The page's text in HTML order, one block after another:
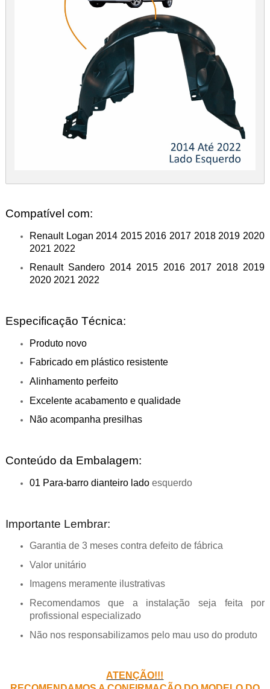
Compatível com:
Renault Logan 2014 2015 2016 2017 2018 2019 2020
2021 2022
Renault Sandero 2014 2015 2016 2017 2018 2019
2020 2021 2022
Especificação Técnica:
Produto novo
Fabricado em plástico resistente
Alinhamento perfeito
Excelente acabamento e qualidade
Não acompanha presilhas
Conteúdo da Embalagem:
01 Para-barro dianteiro lado esquerdo
Importante Lembrar:
Garantia de 3 meses contra defeito de fábrica
Valor unitário
Imagens meramente ilustrativas
Recomendamos que a instalação seja feita por
profissional especializado
Não nos responsabilizamos pelo mau uso do produto
ATENÇÃO!!!